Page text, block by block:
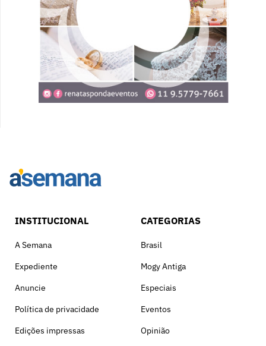
INSTITUCIONAL
A Semana
Expediente
Anuncie
Política de privacidade
Edições impressas
CATEGORIAS
Brasil
Mogy Antiga
Especiais
Eventos
Opinião